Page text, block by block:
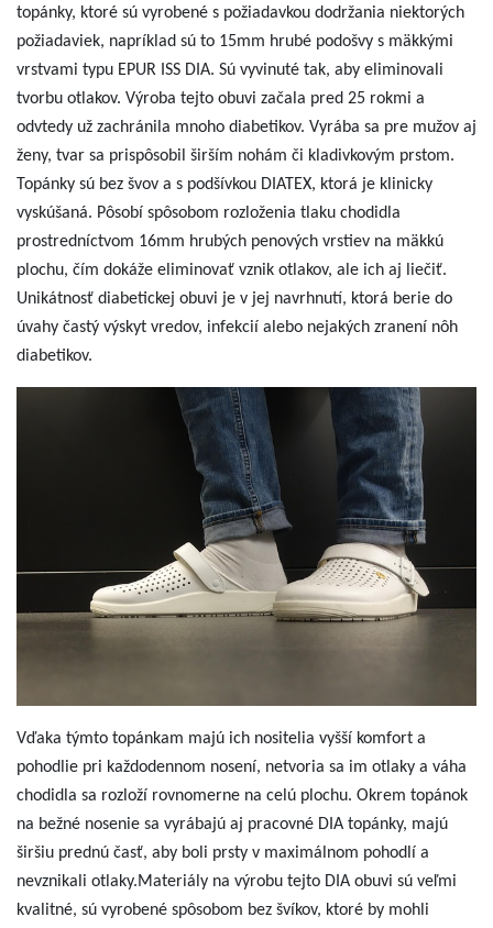
topánky, ktoré sú vyrobené s požiadavkou dodržania niektorých
požiadaviek, napríklad sú to 15mm hrubé podošvy s mäkkými
vrstvami typu EPUR ISS DIA. Sú vyvinuté tak, aby eliminovali
tvorbu otlakov. Výroba tejto obuvi začala pred 25 rokmi a
odvtedy už zachránila mnoho diabetikov. Vyrába sa pre mužov aj
ženy, tvar sa prispôsobil širším nohám či kladivkovým prstom.
Topánky sú bez švov a s podšívkou DIATEX, ktorá je klinicky
vyskúšaná. Pôsobí spôsobom rozloženia tlaku chodidla
prostredníctvom 16mm hrubých penových vrstiev na mäkkú
plochu, čím dokáže eliminovať vznik otlakov, ale ich aj liečiť.
Unikátnosť diabetickej obuvi je v jej navrhnutí, ktorá berie do
úvahy častý výskyt vredov, infekcií alebo nejakých zranení nôh
diabetikov.
Vďaka týmto topánkam majú ich nositelia vyšší komfort a
pohodlie pri každodennom nosení, netvoria sa im otlaky a váha
chodidla sa rozloží rovnomerne na celú plochu. Okrem topánok
na bežné nosenie sa vyrábajú aj pracovné DIA topánky, majú
širšiu prednú časť, aby boli prsty v maximálnom pohodlí a
nevznikali otlaky.Materiály na výrobu tejto DIA obuvi sú veľmi
kvalitné, sú vyrobené spôsobom bez švíkov, ktoré by mohli